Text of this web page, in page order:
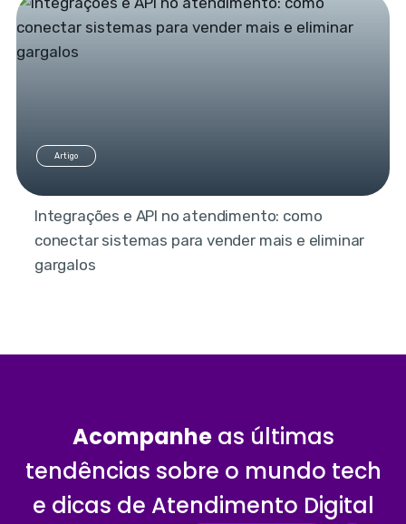
Artigo
Integrações e API no atendimento: como
conectar sistemas para vender mais e eliminar
gargalos
Acompanheas últimas
tendências sobre o mundo tech
e dicas de Atendimento Digital